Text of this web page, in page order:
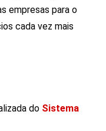
empresas para o
cada vez mais
do Sistema